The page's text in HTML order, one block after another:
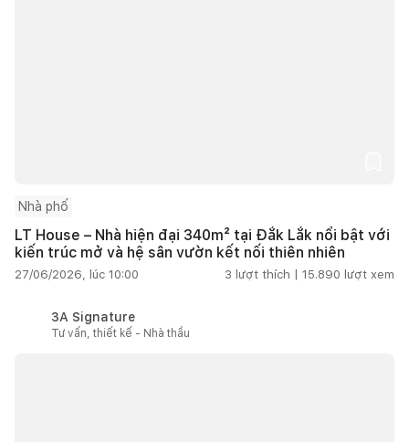
Nhà phố
LT House – Nhà hiện đại 340m² tại Đắk Lắk nổi bật với
kiến trúc mở và hệ sân vườn kết nối thiên nhiên
27/06/2026, lúc 10:00 3 lượt thích | 15.890 lượt xem
3A Signature
Tư vấn, thiết kế - Nhà thầu